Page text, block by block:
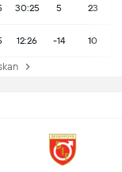
30:25 5 23
12:26 -14 10